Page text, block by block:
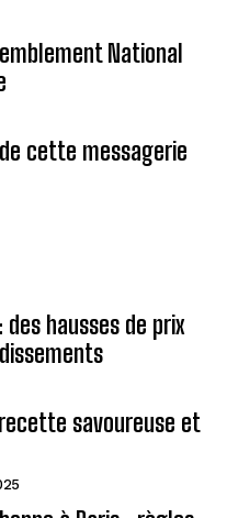
National
cette messagerie
hausses de prix
savoureuse et